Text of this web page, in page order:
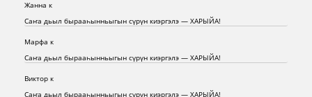
Жанна к
Саҥа дьыл бырааһынньыгын сүрүн киэргэлэ — ХАРЫЙА!
Марфа к
Саҥа дьыл бырааһынньыгын сүрүн киэргэлэ — ХАРЫЙА!
Виктор к
Саҥа дьыл бырааһынньыгын сүрүн киэргэлэ — ХАРЫЙА!